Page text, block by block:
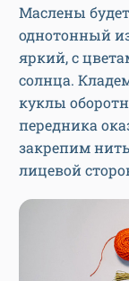
Маслены
однотонный
яркий, с
солнца.
куклы
передника
закрепим
лицевой